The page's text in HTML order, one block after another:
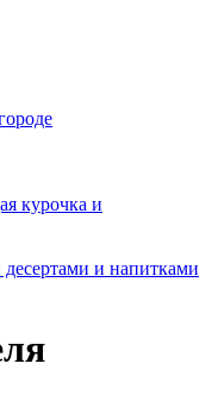
курочка и
и напитками